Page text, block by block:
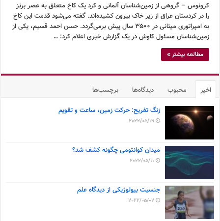
کرونوس – گروهی از زمین‌شناسان آلمانی و کرد یک کاخ متعلق به عصر برنز
را در کردستان عراق از زیر خاک بیرون کشیده‌اند. گفته می‌شود قدمت این کاخ
به امپراتوری میتانی در ۳۵۰۰ سال پیش برمی‌گردد. حسن احمد قسیم، یکی از
زمین‌شناسان مسئول کاوش در یک گزارش خبری اعلام کرد: …
مطالعه بیشتر »
اخیر محبوب دیدگاه‌ها برچسب‌ها
زنگ تفریح: حرکت زمین، ساعت و تقویم
2022/05/19
میدان کوانتومی چگونه کشف شد؟
2022/05/11
جنسیت بیولوژیکی از دیدگاه علم
2022/05/02